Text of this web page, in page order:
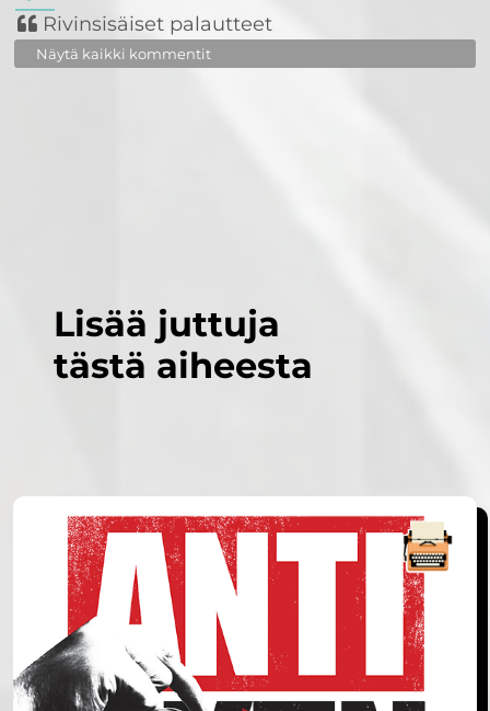
Rivinsisäiset palautteet
Näytä kaikki kommentit
Lisää juttuja
tästä aiheesta